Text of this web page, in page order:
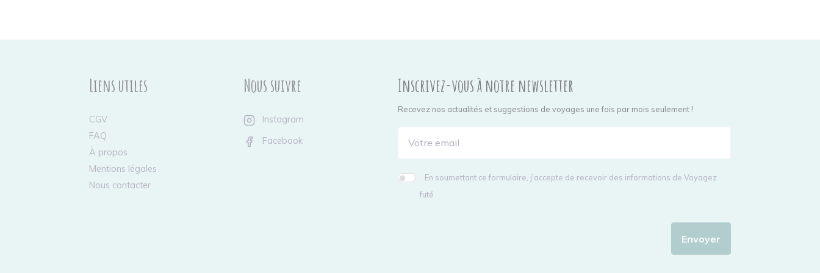
Liens utiles
CGV
FAQ
À propos
Mentions légales
Nous contacter
Nous suivre
Instagram
Facebook
Inscrivez-vous à notre newsletter
Recevez nos actualités et suggestions de voyages une fois par mois seulement !
En soumettant ce formulaire, j'accepte de recevoir des informations de Voyagez
futé
Envoyer